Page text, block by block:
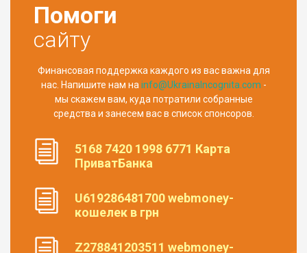
Помоги
сайту
Финансовая поддержка каждого из вас важна для
нас. Напишите нам на info@UkrainaIncognita.com -
мы скажем вам, куда потратили собранные
средства и занесем вас в список спонсоров.
5168 7420 1998 6771 Карта
ПриватБанка
U619286481700 webmoney-
кошелек в грн
Z278841203511 webmoney-